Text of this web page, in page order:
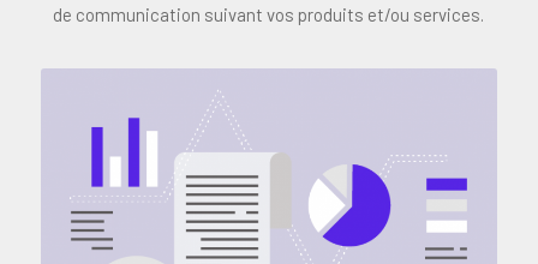
de communication suivant vos produits et/ou services.